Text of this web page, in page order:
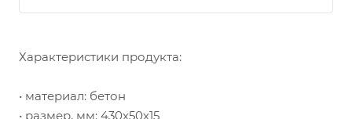
Характеристики продукта:
• материал: бетон
• размер, мм: 430х50х15